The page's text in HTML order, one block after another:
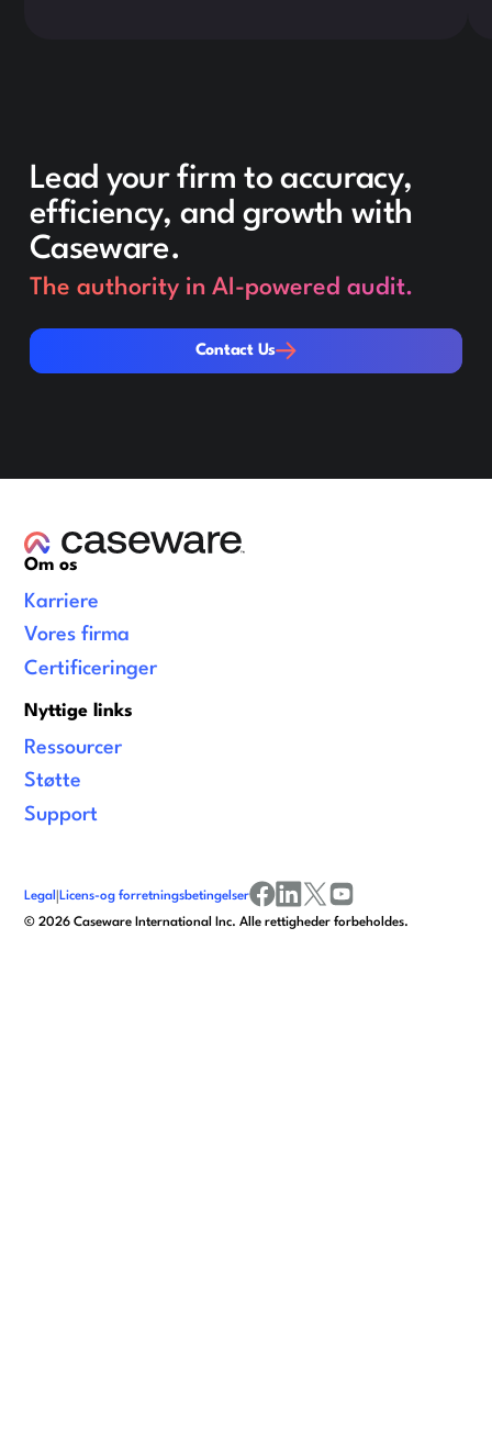
Lead your firm to accuracy,
efficiency, and growth with
Caseware.
The authority in AI-powered audit.
Contact Us
Contact Us
Om os
Karriere
Vores firma
Certificeringer
Nyttige links
Ressourcer
Støtte
Support
©2026 Caseware International Inc. Alle rettigheder forbeholdes.
Legal |Licens-og forretningsbetingelser
facebook
linkedinx/twitter
youtube